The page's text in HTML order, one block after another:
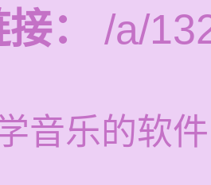
：
/a/
音乐的软件